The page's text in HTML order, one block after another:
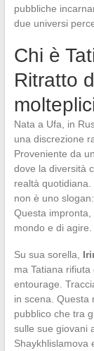
pubbliche
due universi
Chi è
Ritratto
Nata a Ufa, in
una discrezione
Proveniente da
dove la diversità
realtà quotidiana.
non è uno
Questa
mondo e di agire.
Su sua sorella,
ma Tatiana
entourage.
in scena. Questa
pubblico che tra
sulle sue giovani
Shaykhlislamova